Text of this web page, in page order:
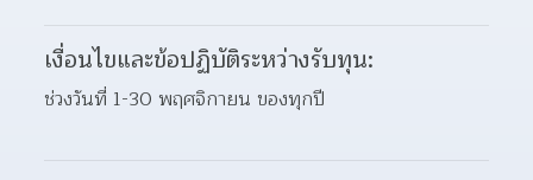
เงื่อนไขและข้อปฏิบัติระหว่างรับทุน:
ช่วงวันที่ 1-30 พฤศจิกายน ของทุกปี